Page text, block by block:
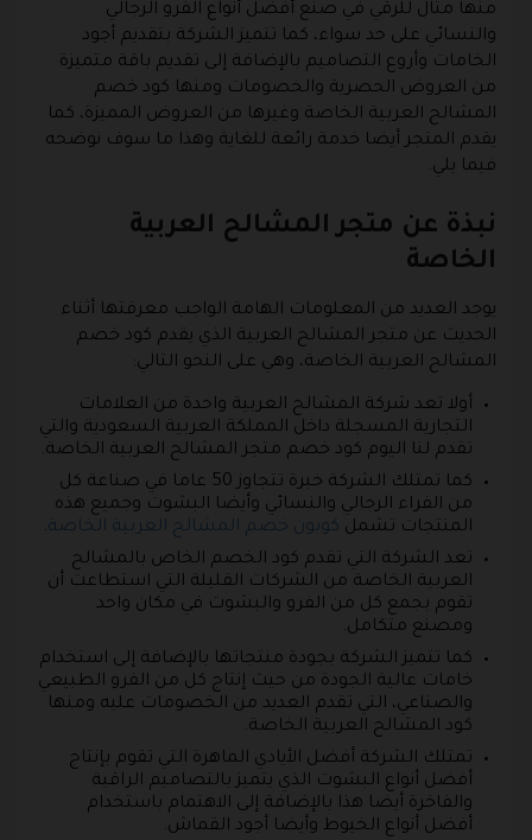
منها مثال للرقي في صنع أفضل أنواع الفرو الرجالي
والنسائي على حد سواء، كما تتميز الشركة بتقديم أجود
الخامات وأروع التصاميم بالإضافة إلى تقديم باقة متميزة
من العروض الحصرية والخصومات ومنها كود خصم
المشالح العربية الخاصة وغيرها من العروض المميزة، كما
يقدم المتجر أيضا خدمة رائعة للغاية وهذا ما سوف نوضحه
فيما يلي.
نبذة عن متجر المشالح العربية
الخاصة
يوجد العديد من المعلومات الهامة الواجب معرفتها أثناء
الحديث عن متجر المشالح العربية الذي يقدم كود خصم
المشالح العربية الخاصة، وهي على النحو التالي:
أولا تعد شركة المشالح العربية واحدة من العلامات
التجارية المسجلة داخل المملكة العربية السعودية والتي
تقدم لنا اليوم كود خصم متجر المشالح العربية الخاصة.
كما تمتلك الشركة خبرة تتجاوز 50 عاما في صناعة كل
من الفراء الرجالي والنسائي وأيضا البشوت وجميع هذه
المنتجات تشمل كوبون خصم المشالح العربية الخاصة.
تعد الشركة التي تقدم كود الخصم الخاص بالمشالح
العربية الخاصة من الشركات القليلة التي استطاعت أن
تقوم بجمع كل من الفرو والبشوت في مكان واحد
ومصنع متكامل.
كما تتميز الشركة بجودة منتجاتها بالإضافة إلى استخدام
خامات عالية الجودة من حيث إنتاج كل من الفرو الطبيعي
والصناعي، التي تقدم العديد من الخصومات عليه ومنها
كود المشالح العربية الخاصة.
تمتلك الشركة أفضل الأيادي الماهرة التي تقوم بإنتاج
أفضل أنواع البشوت الذي يتميز بالتصاميم الراقية
والفاخرة أيضا هذا بالإضافة إلى الاهتمام باستخدام
أفضل أنواع الخيوط وأيضا أجود القماش.